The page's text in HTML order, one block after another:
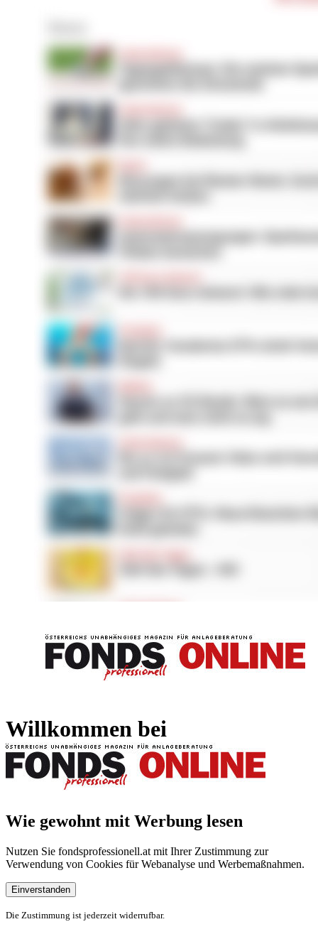
Willkommen bei
Wie gewohnt mit Werbung lesen
Nutzen Sie fondsprofessionell.at mit Ihrer Zustimmung zur
Verwendung von Cookies für Webanalyse und Werbemaßnahmen.
Einverstanden
Die Zustimmung ist jederzeit widerrufbar.